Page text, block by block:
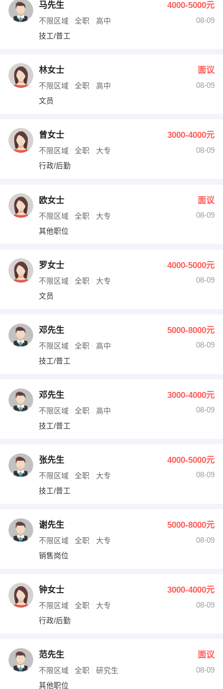
马先生 4000-5000元
不限区域 全职 高中
08-09
技工/普工
林女士 面议
不限区域 全职 高中
08-09
文员
曾女士 3000-4000元
不限区域 全职 大专
08-09
行政/后勤
欧女士 面议
不限区域 全职 大专
08-09
其他职位
罗女士 4000-5000元
不限区域 全职 大专
08-09
文员
邓先生 5000-8000元
不限区域 全职 高中
08-09
技工/普工
邓先生 3000-4000元
不限区域 全职 高中
08-09
技工/普工
张先生 4000-5000元
不限区域 全职 大专
08-09
技工/普工
谢先生 5000-8000元
不限区域 全职 大专
08-09
销售岗位
钟女士 3000-4000元
不限区域 全职 大专
08-09
行政/后勤
范先生 面议
不限区域 全职 研究生
08-09
其他职位